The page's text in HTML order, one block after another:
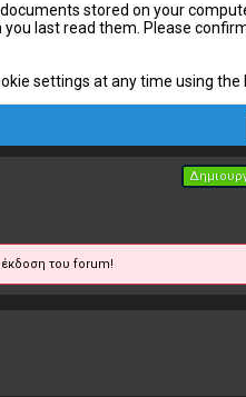
stored on your
last read them. Please
settings at any time using the
του forum!